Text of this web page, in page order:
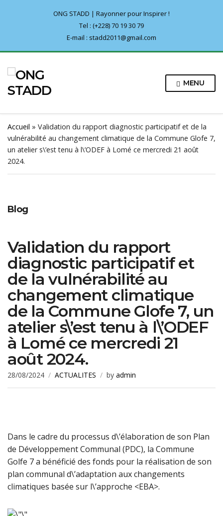
ONG STADD | Rayonner pour Inspirer !
Tel : (+228) 70 19 30 79
E-mail : stadd2011@gmail.com
MENU
Accueil » Validation du rapport diagnostic participatif et de la
vulnérabilité au changement climatique de la Commune Glofe 7,
un atelier s\’est tenu à l\’ODEF à Lomé ce mercredi 21 août
2024.
Blog
Validation du rapport
diagnostic participatif et
de la vulnérabilité au
changement climatique
de la Commune Glofe 7, un
atelier s\’est tenu à l\’ODEF
à Lomé ce mercredi 21
août 2024.
28/08/2024 ACTUALITES by admin
Dans le cadre du processus d\’élaboration de son Plan
de Développement Communal (PDC), la Commune
Golfe 7 a bénéficié des fonds pour la réalisation de son
plan communal d\’adaptation aux changements
climatiques basée sur l\’approche <EBA>.